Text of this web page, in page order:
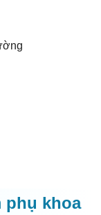
phụ khoa